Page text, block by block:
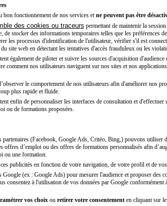
bon fonctionnement de nos services et ne peuvent pas être
des cookies ou traceurs permettant de maintenir la
de stocker des informations temporaires telles que les préférences
les processus d'identification de l'utilisateur, vérifier s'il est
site web en détectant les tentatives d'accès frauduleux ou les
également de piloter et suivre les sources d'acquisition
comment nos utilisateurs naviguent sur nos sites et nos
le comportement de nos utilisateurs afin d'améliorer nos
plus rapide et fluide.
enfin de personnaliser les interfaces de consultation et d'effectuer
ou de formations proposées.
partenaires (Facebook, Google Ads, Critéo, Bing,) pouvons utiliser
offres d’emploi ou des offres de formations personnalisés afin
ou une formation.
publicités en fonction de votre navigation, de votre profil et de vos
(ex : Google Ads) pour mesurer l'audience et proposer des
consentez à l'utilisation de vos données par Google conformément
vos choixou retirer votre consentementen cliquant sur